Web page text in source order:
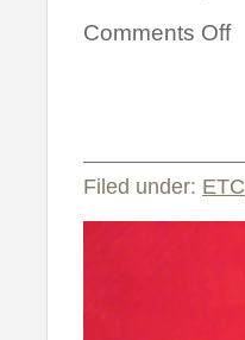
Comments Off
Filed under: ETC